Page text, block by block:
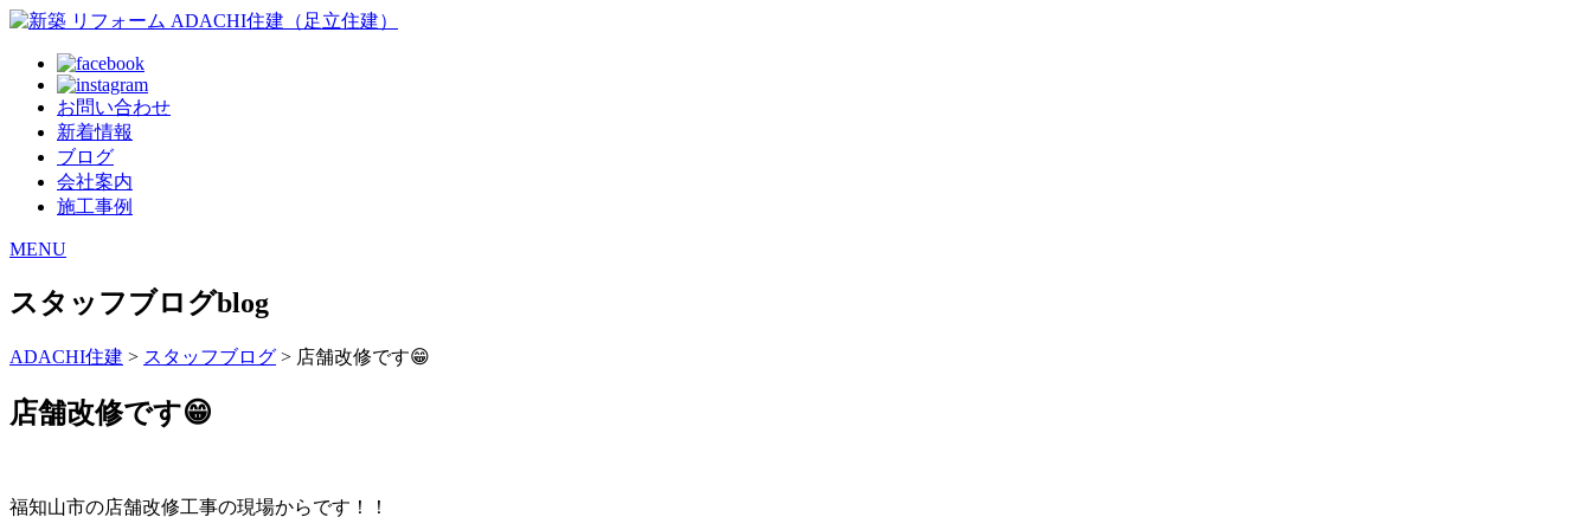
お問い合わせ
新着情報
ブログ
会社案内
施工事例
MENU
スタッフブログblog
ADACHI住建 > スタッフブログ > 店舗改修です😁
店舗改修です😁
福知山市の店舗改修工事の現場からです！！